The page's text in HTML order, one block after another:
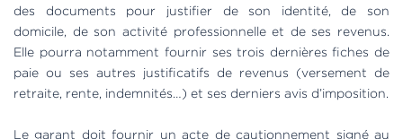
des documents pour justifier de son identité, de son
domicile, de son activité professionnelle et de ses revenus.
Elle pourra notamment fournir ses trois dernières fiches de
paie ou ses autres justificatifs de revenus (versement de
retraite, rente, indemnités…) et ses derniers avis d’imposition.
Le garant doit fournir un acte de cautionnement signé au